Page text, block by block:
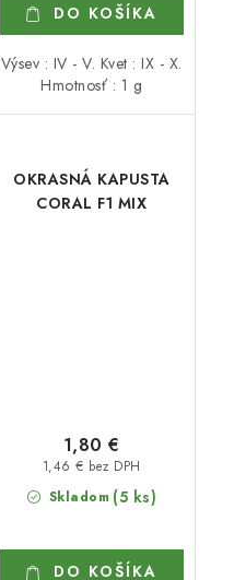
DO KOŠÍKA
Výsev : IV - V. Kvet : IX - X.
Hmotnosť : 1 g
OKRASNÁ KAPUSTA
CORAL F1 MIX
Skladom (5 ks)
1,46 € bez DPH
1,80 €
DO KOŠÍKA